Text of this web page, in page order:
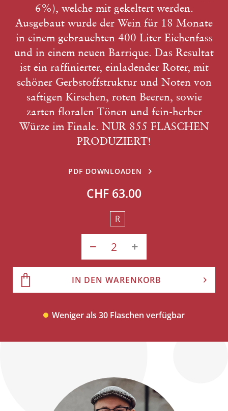
6%), welche mit gekeltert werden.
Ausgebaut wurde der Wein für 18 Monate
in einem gebrauchten 400 Liter Eichenfass
und in einem neuen Barrique. Das Resultat
ist ein raffinierter, einladender Roter, mit
schöner Gerbstoffstruktur und Noten von
saftigen Kirschen, roten Beeren, sowie
zarten floralen Tönen und fein-herber
Würze im Finale. NUR 855 FLASCHEN
PRODUZIERT!
PDF DOWNLOADEN
CHF 63.00
R
IN DEN WARENKORB
Weniger als 30 Flaschen verfügbar